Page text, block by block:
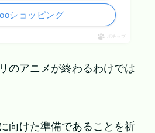
ショッピング
ポチップ
のアニメが終わるわけでは
向けた準備であることを祈